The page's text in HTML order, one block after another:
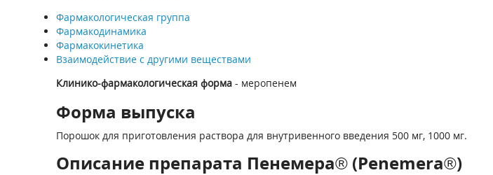
Фармакологическая группа
Фармакодинамика
Фармакокинетика
Взаимодействие с другими веществами
Клинико-фармакологическая форма- меропенем
Форма выпуска
Порошок для приготовления раствора для внутривенного введения 500 мг, 1000 мг.
Описание препарата Пенемера® (Penemera®)